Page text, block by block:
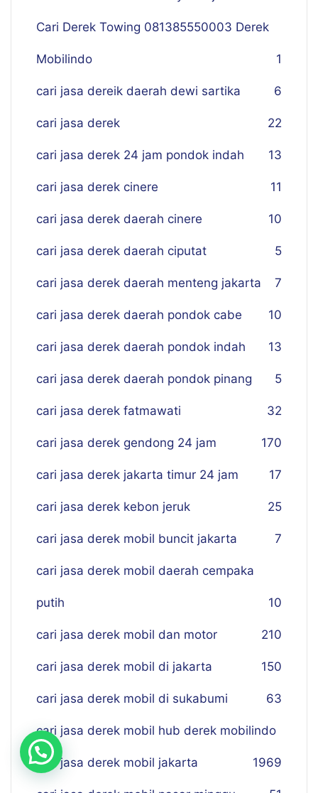
Cari Derek Towing 081385550003 Derek
Mobilindo 1
cari jasa dereik daerah dewi sartika 6
cari jasa derek 22
cari jasa derek 24 jam pondok indah 13
cari jasa derek cinere 11
cari jasa derek daerah cinere 10
cari jasa derek daerah ciputat 5
cari jasa derek daerah menteng jakarta 7
cari jasa derek daerah pondok cabe 10
cari jasa derek daerah pondok indah 13
cari jasa derek daerah pondok pinang 5
cari jasa derek fatmawati 32
cari jasa derek gendong 24 jam 170
cari jasa derek jakarta timur 24 jam 17
cari jasa derek kebon jeruk 25
cari jasa derek mobil buncit jakarta 7
cari jasa derek mobil daerah cempaka
putih 10
cari jasa derek mobil dan motor 210
cari jasa derek mobil di jakarta 150
cari jasa derek mobil di sukabumi 63
cari jasa derek mobil hub derek mobilindo
69
cari jasa derek mobil jakarta 19